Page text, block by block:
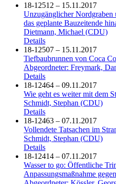
18-12512 – 15.11.2017
Unzugänglicher Nordgraben
das geplante Bauzeitende
Dietmann, Michael (CDU)
Details
18-12507 – 15.11.2017
Tiefbaubrunnen von Coca
Abgeordneter: Freymark,
Details
18-12464 – 09.11.2017
Wie geht es weiter mit dem
Schmidt, Stephan (CDU)
Details
18-12463 – 07.11.2017
Vollendete Tatsachen im
Schmidt, Stephan (CDU)
Details
18-12414 – 07.11.2017
Wasser to go: Öffentliche
Anpassungsmaßnahme